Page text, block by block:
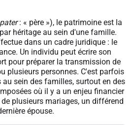
pater: « père »), le patrimoine est la
héritage au sein d'une famille.
dans un cadre juridique : le
Un individu peut écrire son
pour préparer la transmission de
plusieurs personnes. C'est parfois
au sein des familles, surtout en des
où il y a un enjeu financier
plusieurs mariages, un différend
épouse.